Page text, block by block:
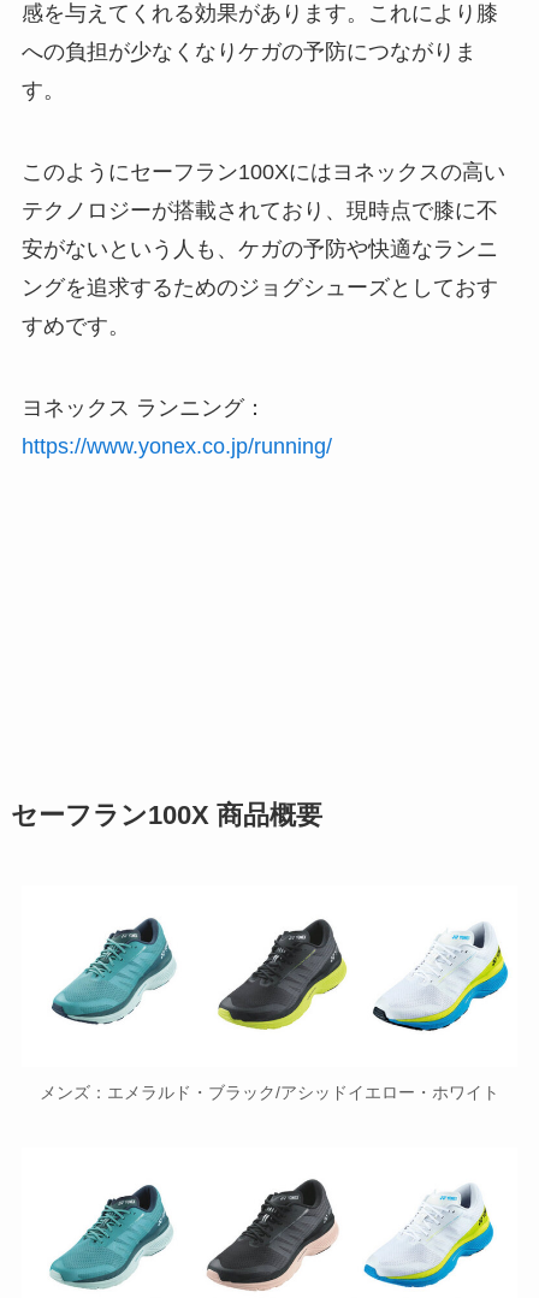
感を与えてくれる効果があります。これにより膝
への負担が少なくなりケガの予防につながりま
す。
このようにセーフラン100Xにはヨネックスの高い
テクノロジーが搭載されており、現時点で膝に不
安がないという人も、ケガの予防や快適なランニ
ングを追求するためのジョグシューズとしておす
すめです。
ヨネックス ランニング：
https://www.yonex.co.jp/running/
セーフラン100X 商品概要
メンズ：エメラルド・ブラック/アシッドイエロー・ホワイト